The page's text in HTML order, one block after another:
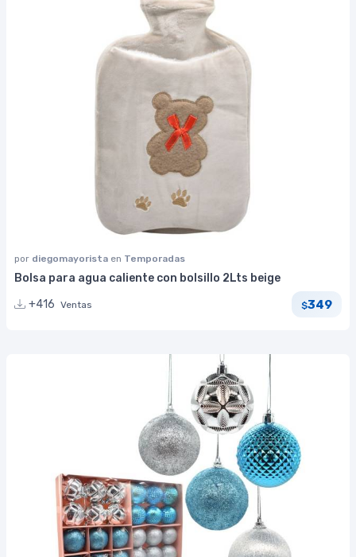
por diegomayorista en Temporadas
Bolsa para agua caliente con bolsillo 2Lts beige
+416 Ventas $349